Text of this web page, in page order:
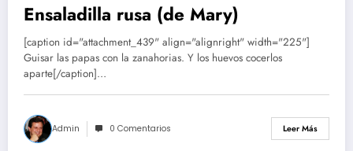
Ensaladilla rusa (de Mary)
[caption id="attachment_439" align="alignright" width="225"]
Guisar las papas con la zanahorias. Y los huevos cocerlos
aparte[/caption]…
Admin 0 Comentarios Leer Más